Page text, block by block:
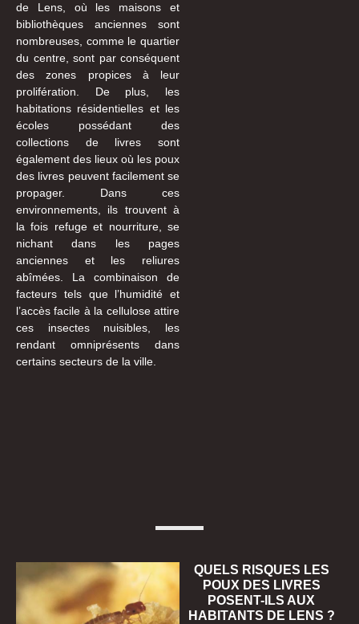
de Lens, où les maisons et
bibliothèques anciennes sont
nombreuses, comme le quartier
du centre, sont par conséquent
des zones propices à leur
prolifération. De plus, les
habitations résidentielles et les
écoles possédant des
collections de livres sont
également des lieux où les poux
des livres peuvent facilement se
propager. Dans ces
environnements, ils trouvent à
la fois refuge et nourriture, se
nichant dans les pages
anciennes et les reliures
abîmées. La combinaison de
facteurs tels que l’humidité et
l’accès facile à la cellulose attire
ces insectes nuisibles, les
rendant omniprésents dans
certains secteurs de la ville.
QUELS RISQUES LES
POUX DES LIVRES
POSENT-ILS AUX
HABITANTS DE LENS ?